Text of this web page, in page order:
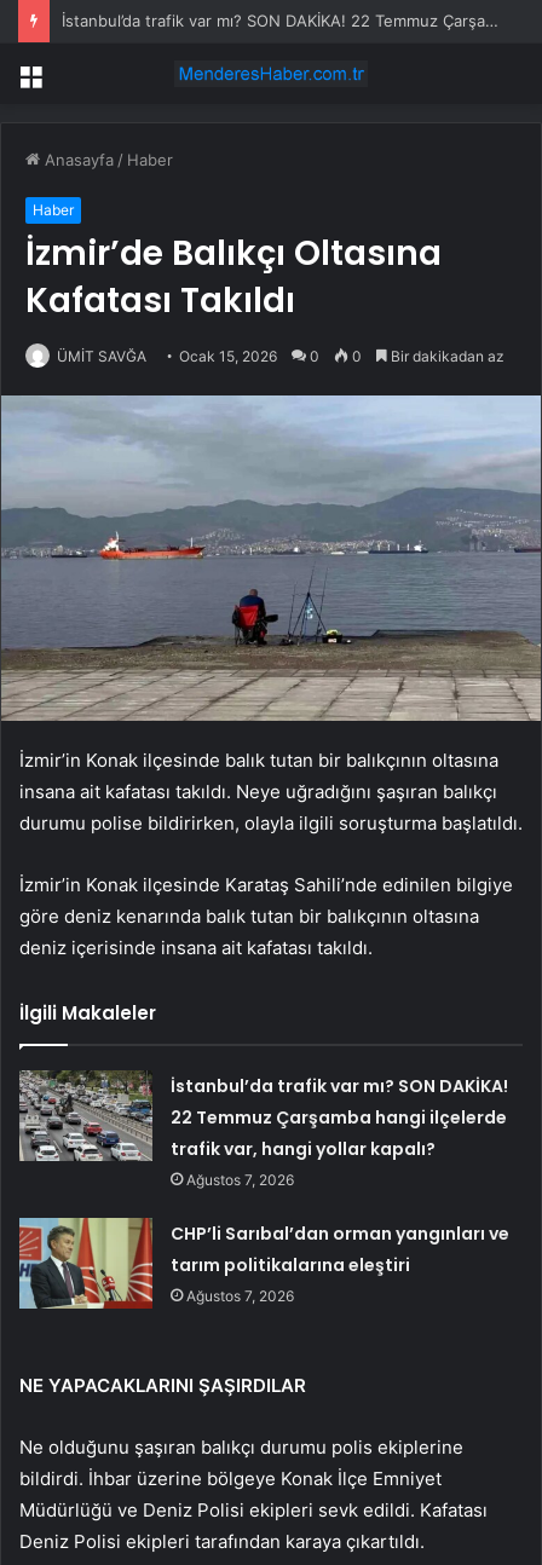
İstanbul’da trafik var mı? SON DAKİKA! 22 Temmuz Çarşamba hangi ilçelerde trafik var, hangi yollar kapalı?
Menü
Anasayfa / Haber
Haber
İzmir’de Balıkçı Oltasına
Kafatası Takıldı
ÜMİT SAVĞA Ocak 15, 2026 0 0 Bir dakikadan az
İzmir’in Konak ilçesinde balık tutan bir balıkçının oltasına
insana ait kafatası takıldı. Neye uğradığını şaşıran balıkçı
durumu polise bildirirken, olayla ilgili soruşturma başlatıldı.
İzmir’in Konak ilçesinde Karataş Sahili’nde edinilen bilgiye
göre deniz kenarında balık tutan bir balıkçının oltasına
deniz içerisinde insana ait kafatası takıldı.
İlgili Makaleler
İstanbul’da trafik var mı? SON DAKİKA!
22 Temmuz Çarşamba hangi ilçelerde
trafik var, hangi yollar kapalı?
Ağustos 7, 2026
CHP’li Sarıbal’dan orman yangınları ve
tarım politikalarına eleştiri
Ağustos 7, 2026
NE YAPACAKLARINI ŞAŞIRDILAR
Ne olduğunu şaşıran balıkçı durumu polis ekiplerine
bildirdi. İhbar üzerine bölgeye Konak İlçe Emniyet
Müdürlüğü ve Deniz Polisi ekipleri sevk edildi. Kafatası
Deniz Polisi ekipleri tarafından karaya çıkartıldı.